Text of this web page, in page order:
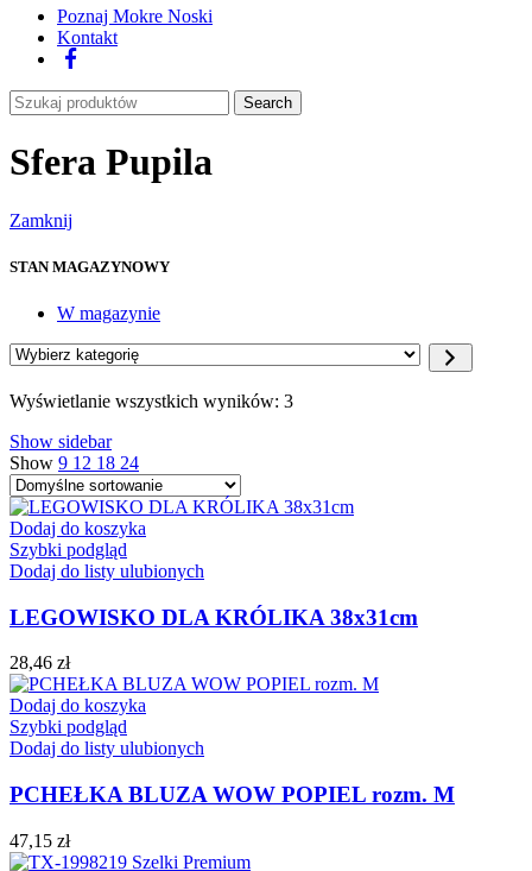
Poznaj Mokre Noski
Kontakt
Search
Sfera Pupila
Zamknij
STAN MAGAZYNOWY
W magazynie
Wybierz
Wyświetlanie wszystkich wyników: 3
Show sidebar
Show 9 12 18 24
Dodaj do koszyka
Szybki podgląd
Dodaj do listy ulubionych
LEGOWISKO DLA KRÓLIKA 38x31cm
28,46 zł
Dodaj do koszyka
Szybki podgląd
Dodaj do listy ulubionych
PCHEŁKA BLUZA WOW POPIEL rozm. M
47,15 zł